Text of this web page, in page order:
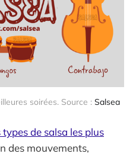
soirées. Source : Salsea
types de salsa les plus
des mouvements,